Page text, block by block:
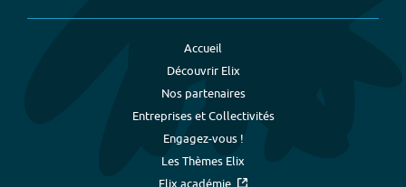
Accueil
Découvrir Elix
Nos partenaires
Entreprises et Collectivités
Engagez-vous !
Les Thèmes Elix
Elix académie